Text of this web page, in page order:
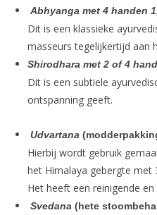
Abhyanga met 4 handen
Dit is een klassieke
masseurs tegelijkertijd aan
Shirodhara met 2 of 4
Dit is een subtiele
ontspanning geeft.
Udvartana
Hierbij wordt gebruik
het Himalaya gebergte met
Het heeft een reinigende
Svedana (hete